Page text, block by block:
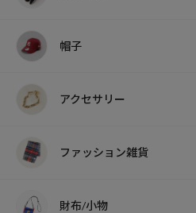
帽子
アクセサリー
ファッション雑貨
財布/小物